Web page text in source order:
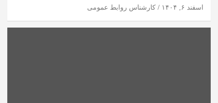
اسفند ۶, ۱۴۰۴ کارشناس روابط عمومی